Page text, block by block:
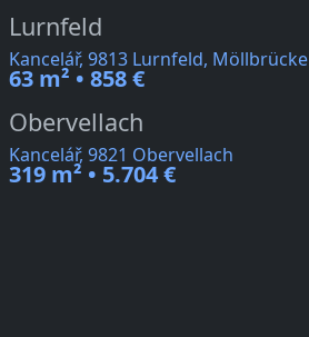
Lurnfeld
Kancelář, 9813 Lurnfeld, Möllbrücke
63 m² • 858 €
Obervellach
Kancelář, 9821 Obervellach
319 m² • 5.704 €